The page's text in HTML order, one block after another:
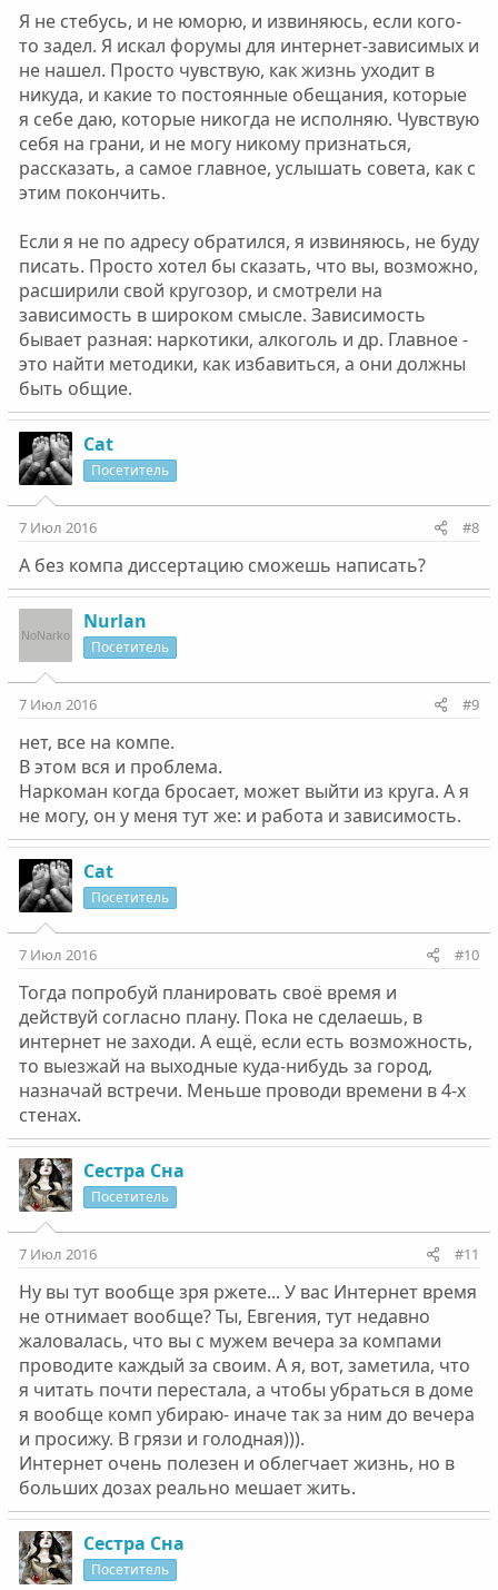
Я не стебусь, и не юморю, и извиняюсь, если кого-
то задел. Я искал форумы для интернет-зависимых и
не нашел. Просто чувствую, как жизнь уходит в
никуда, и какие то постоянные обещания, которые
я себе даю, которые никогда не исполняю. Чувствую
себя на грани, и не могу никому признаться,
рассказать, а самое главное, услышать совета, как с
этим покончить.
Если я не по адресу обратился, я извиняюсь, не буду
писать. Просто хотел бы сказать, что вы, возможно,
расширили свой кругозор, и смотрели на
зависимость в широком смысле. Зависимость
бывает разная: наркотики, алкоголь и др. Главное -
это найти методики, как избавиться, а они должны
быть общие.
Cat
Посетитель
7 Июл 2016 #8
А без компа диссертацию сможешь написать?
Nurlan
Посетитель
7 Июл 2016 #9
нет, все на компе.
В этом вся и проблема.
Наркоман когда бросает, может выйти из круга. А я
не могу, он у меня тут же: и работа и зависимость.
Cat
Посетитель
7 Июл 2016 #10
Тогда попробуй планировать своё время и
действуй согласно плану. Пока не сделаешь, в
интернет не заходи. А ещё, если есть возможность,
то выезжай на выходные куда-нибудь за город,
назначай встречи. Меньше проводи времени в 4-х
стенах.
Сестра Сна
Посетитель
7 Июл 2016 #11
Ну вы тут вообще зря ржете... У вас Интернет время
не отнимает вообще? Ты, Евгения, тут недавно
жаловалась, что вы с мужем вечера за компами
проводите каждый за своим. А я, вот, заметила, что
я читать почти перестала, а чтобы убраться в доме
я вообще комп убираю- иначе так за ним до вечера
и просижу. В грязи и голодная))).
Интернет очень полезен и облегчает жизнь, но в
больших дозах реально мешает жить.
Сестра Сна
Посетитель